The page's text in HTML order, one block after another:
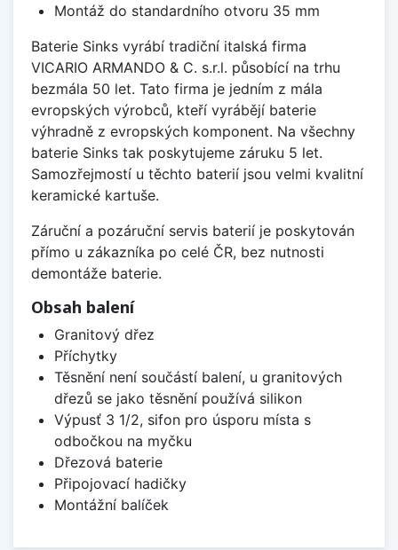
Montáž do standardního otvoru 35 mm
Baterie Sinks vyrábí tradiční italská firma
VICARIO ARMANDO & C. s.r.l. působící na trhu
bezmála 50 let. Tato firma je jedním z mála
evropských výrobců, kteří vyrábějí baterie
výhradně z evropských komponent. Na všechny
baterie Sinks tak poskytujeme záruku 5 let.
Samozřejmostí u těchto baterií jsou velmi kvalitní
keramické kartuše.
Záruční a pozáruční servis baterií je poskytován
přímo u zákazníka po celé ČR, bez nutnosti
demontáže baterie.
Obsah balení
Granitový dřez
Příchytky
Těsnění není součástí balení, u granitových
dřezů se jako těsnění používá silikon
Výpusť 3 1/2, sifon pro úsporu místa s
odbočkou na myčku
Dřezová baterie
Připojovací hadičky
Montážní balíček